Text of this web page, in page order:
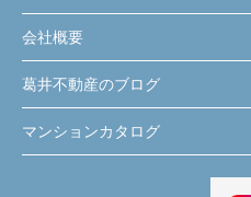
会社概要
葛井不動産のブログ
マンションカタログ